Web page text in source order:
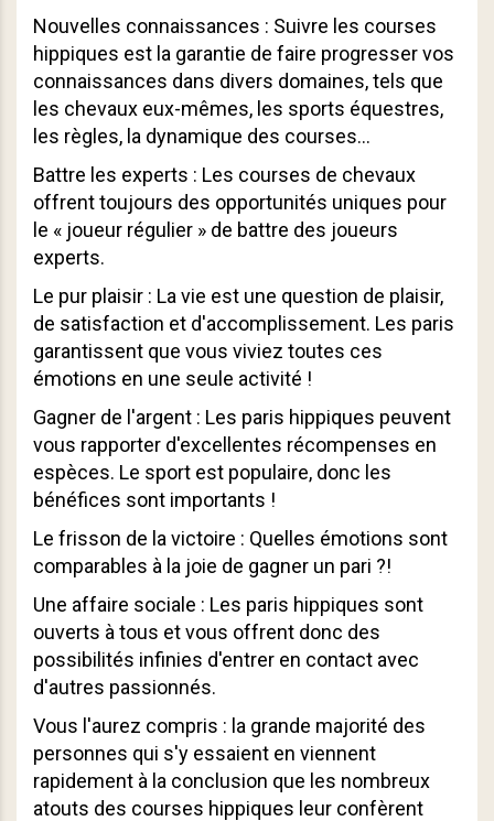
Nouvelles connaissances : Suivre les courses
hippiques est la garantie de faire progresser vos
connaissances dans divers domaines, tels que
les chevaux eux-mêmes, les sports équestres,
les règles, la dynamique des courses…
Battre les experts : Les courses de chevaux
offrent toujours des opportunités uniques pour
le « joueur régulier » de battre des joueurs
experts.
Le pur plaisir : La vie est une question de plaisir,
de satisfaction et d'accomplissement. Les paris
garantissent que vous viviez toutes ces
émotions en une seule activité !
Gagner de l'argent : Les paris hippiques peuvent
vous rapporter d'excellentes récompenses en
espèces. Le sport est populaire, donc les
bénéfices sont importants !
Le frisson de la victoire : Quelles émotions sont
comparables à la joie de gagner un pari ?!
Une affaire sociale : Les paris hippiques sont
ouverts à tous et vous offrent donc des
possibilités infinies d'entrer en contact avec
d'autres passionnés.
Vous l'aurez compris : la grande majorité des
personnes qui s'y essaient en viennent
rapidement à la conclusion que les nombreux
atouts des courses hippiques leur confèrent